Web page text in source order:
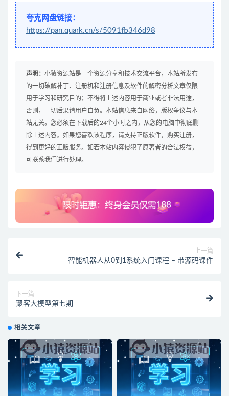
夸克网盘链接：
https://pan.quark.cn/s/5091fb346d98
声明： 小猿资源站是一个资源分享和技术交流平台，本站所发布
的一切破解补丁、注册机和注册信息及软件的解密分析文章仅限
用于学习和研究目的；不得将上述内容用于商业或者非法用途，
否则，一切后果请用户自负。本站信息来自网络，版权争议与本
站无关。您必须在下载后的24个小时之内，从您的电脑中彻底删
除上述内容。如果您喜欢该程序，请支持正版软件，购买注册，
得到更好的正版服务。如若本站内容侵犯了原著者的合法权益，
可联系我们进行处理。
上一篇
智能机器人从0到1系统入门课程 – 带源码课件
下一篇
聚客大模型第七期
相关文章